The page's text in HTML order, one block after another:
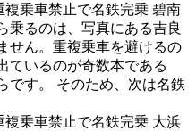
複乗車禁止で名鉄完乗 碧南
乗るのは、写真にある吉良
せん。重複乗車を避けるの
ているのが奇数本である
です。 そのため、次は名鉄
複乗車禁止で名鉄完乗 大浜